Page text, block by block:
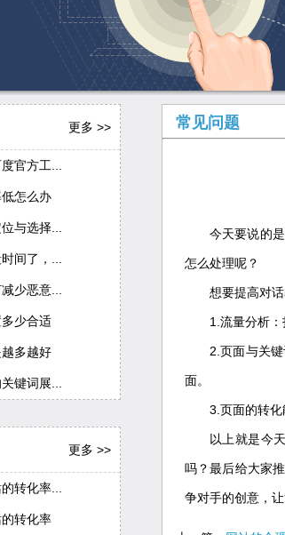
更多 >>
官方工...
怎么办
与选择...
间了，...
少恶意...
少合适
多越好
键词展...
更多 >>
转化率...
转化率
常见问题
今天要说的
怎么处理呢？
想要提高对
1.流量分析
2.页面与关
面。
3.页面的转
以上就是今
吗？最后给大家
争对手的创意，让